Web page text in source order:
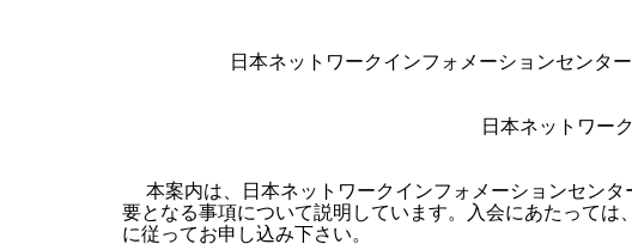
日本ネットワークインフォメーションセンタ
日本ネットワーク
本案内は、日本ネットワークインフォメーションセンタ
要となる事項について説明しています。入会にあたっては
に従ってお申し込み下さい。